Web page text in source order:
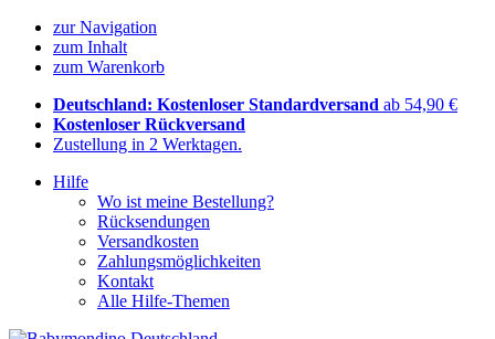
zur Navigation
zum Inhalt
zum Warenkorb
Deutschland: Kostenloser Standardversand ab 54,90 €
Kostenloser Rückversand
Zustellung in 2 Werktagen.
Hilfe
Wo ist meine Bestellung?
Rücksendungen
Versandkosten
Zahlungsmöglichkeiten
Kontakt
Alle Hilfe-Themen